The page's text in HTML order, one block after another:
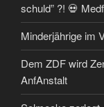
schuld” ?! 💀
Minderjährige im
Dem ZDF wird
AnfAnstalt